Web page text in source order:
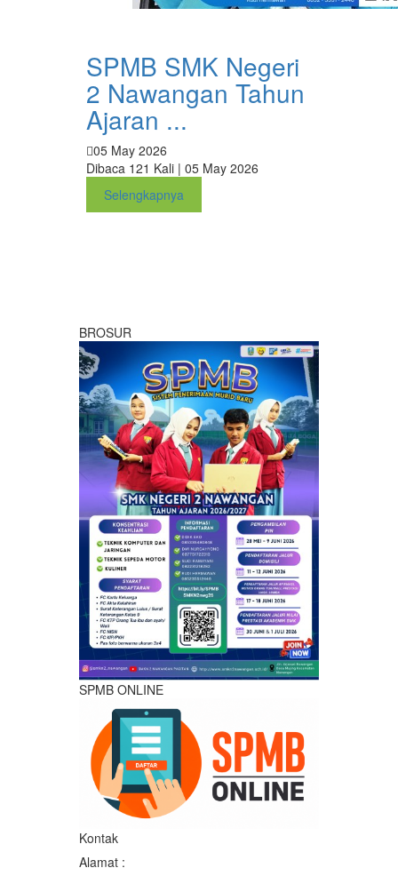
SPMB SMK Negeri
2 Nawangan Tahun
Ajaran ...
05 May 2026
Dibaca 121 Kali | 05 May 2026
Selengkapnya
BROSUR
SPMB ONLINE
Kontak
Alamat :